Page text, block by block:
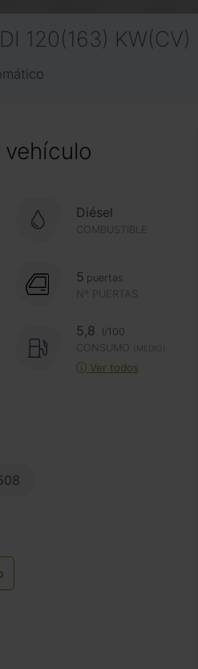
120(163) KW(CV)
Diésel
COMBUSTIBLE
Nº PUERTAS
5 puertas
5,8
l/100
CONSUMO
(MEDIO)
Ver todos